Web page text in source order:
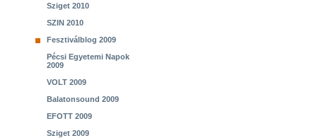
Sziget 2010
SZIN 2010
Fesztiválblog 2009
Pécsi Egyetemi Napok
2009
VOLT 2009
Balatonsound 2009
EFOTT 2009
Sziget 2009